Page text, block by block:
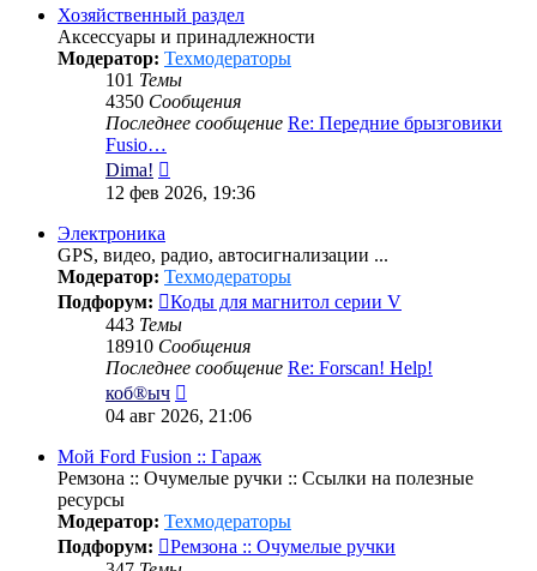
сообщению
Хозяйственный раздел
Аксессуары и принадлежности
Модератор: Техмодераторы
101 Темы
4350 Сообщения
Последнее сообщение Re: Передние брызговики
Fusio…
Dima!
к
12 фев 2026, 19:36
Электроника
GPS, видео, радио, автосигнализации ...
Модератор: Техмодераторы
Подфорум:
Коды для магнитол серии V
443 Темы
18910 Сообщения
Последнее сообщение Re: Forscan! Help!
коб®ыч
к
сообщению
04 авг 2026, 21:06
Мой Ford Fusion :: Гараж
Ремзона :: Очумелые ручки :: Ссылки на полезные
ресурсы
Модератор: Техмодераторы
Подфорум:
Ремзона :: Очумелые ручки